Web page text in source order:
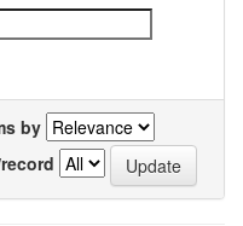
by